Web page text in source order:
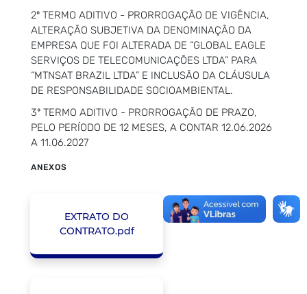
2º TERMO ADITIVO - PRORROGAÇÃO DE VIGÊNCIA,
ALTERAÇÃO SUBJETIVA DA DENOMINAÇÃO DA
EMPRESA QUE FOI ALTERADA DE “GLOBAL EAGLE
SERVIÇOS DE TELECOMUNICAÇÕES LTDA” PARA
“MTNSAT BRAZIL LTDA” E INCLUSÃO DA CLÁUSULA
DE RESPONSABILIDADE SOCIOAMBIENTAL.
3º TERMO ADITIVO - PRORROGAÇÃO DE PRAZO,
PELO PERÍODO DE 12 MESES, A CONTAR 12.06.2026
A 11.06.2027
ANEXOS
EXTRATO DO
CONTRATO.pdf